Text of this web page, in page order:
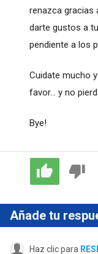
renazca gracias
darte gustos a
pendiente a los
Cuidate mucho
favor... y no
Bye!
Añade tu
Haz clic para